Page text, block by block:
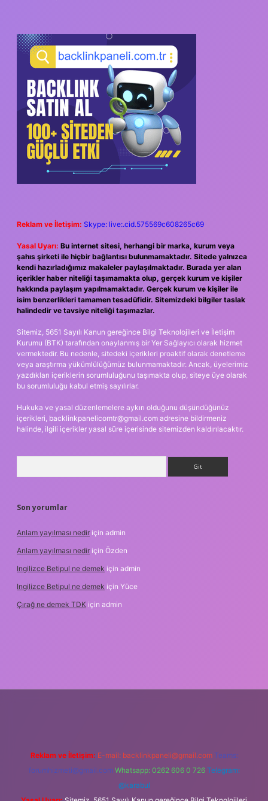
Reklam ve İletişim: Skype: live:.cid.575569c608265c69
Yasal Uyarı: Bu internet sitesi, herhangi bir marka, kurum veya
şahıs şirketi ile hiçbir bağlantısı bulunmamaktadır. Sitede yalnızca
kendi hazırladığımız makaleler paylaşılmaktadır. Burada yer alan
içerikler haber niteliği taşımamakta olup, gerçek kurum ve kişiler
hakkında paylaşım yapılmamaktadır. Gerçek kurum ve kişiler ile
isim benzerlikleri tamamen tesadüfidir. Sitemizdeki bilgiler taslak
halindedir ve tavsiye niteliği taşımazlar.
Sitemiz, 5651 Sayılı Kanun gereğince Bilgi Teknolojileri ve İletişim
Kurumu (BTK) tarafından onaylanmış bir Yer Sağlayıcı olarak hizmet
vermektedir. Bu nedenle, sitedeki içerikleri proaktif olarak denetleme
veya araştırma yükümlülüğümüz bulunmamaktadır. Ancak, üyelerimiz
yazdıkları içeriklerin sorumluluğunu taşımakta olup, siteye üye olarak
bu sorumluluğu kabul etmiş sayılırlar.
Hukuka ve yasal düzenlemelere aykırı olduğunu düşündüğünüz
içerikleri, backlinkpanelicomtr@gmail.com adresine bildirmeniz
halinde, ilgili içerikler yasal süre içerisinde sitemizden kaldırılacaktır.
Son yorumlar
Anlam yayılması nedir için admin
Anlam yayılması nedir için Özden
Ingilizce Betipul ne demek için admin
Ingilizce Betipul ne demek için Yüce
Çırağ ne demek TDK için admin
Reklam ve İletişim: E-mail: backlinkpaneli@gmail.com Teams:
forumhizmeti@gmail.com Whatsapp: 0262 606 0 726 Telegram:
@karabul